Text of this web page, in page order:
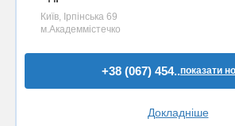
Київ, Ірпінська 69
м.Академмістечко
+38 (067) 454..показати
Докладніше